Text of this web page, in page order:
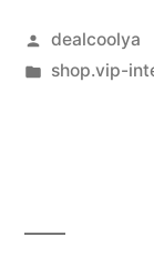
Publicado
por
dealcoolya
Publicado
shop.vip-